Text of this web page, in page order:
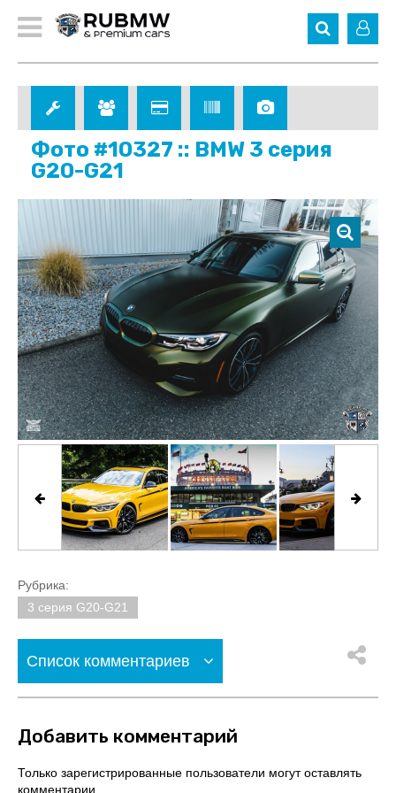
Фото #10327 :: BMW 3 серия
G20-G21
Рубрика:
3 серия G20-G21
Список комментариев
Добавить комментарий
Только зарегистрированные пользователи могут оставлять
комментарии.